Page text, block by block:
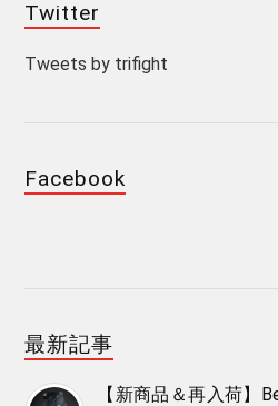
Twitter
Tweets by trifight
Facebook
最新記事
【新商品＆再入荷】